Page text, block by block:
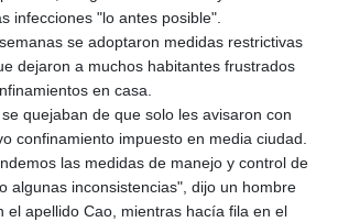
infecciones "lo antes posible".
se adoptaron medidas restrictivas
dejaron a muchos habitantes frustrados
en casa.
quejaban de que solo les avisaron con
confinamiento impuesto en media ciudad.
las medidas de manejo y control de
algunas inconsistencias", dijo un hombre
el apellido Cao, mientras hacía fila en el